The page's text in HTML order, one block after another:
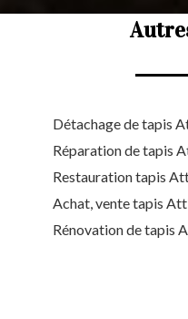
Détachage de tapis
Réparation de tapis
Restauration tapis
Achat, vente tapis
Rénovation de tapis